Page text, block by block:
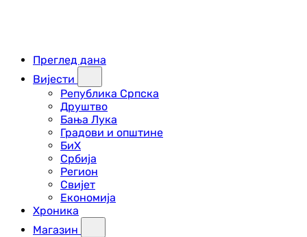
Преглед дана
Вијести
Република Српска
Друштво
Бања Лука
Градови и општине
БиХ
Србија
Регион
Свијет
Економија
Хроника
Магазин